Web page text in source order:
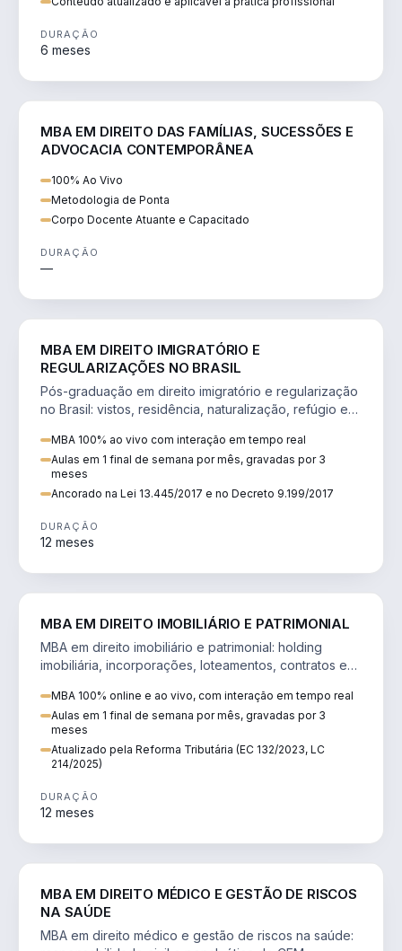
DURAÇÃO
6 meses
MBA EM DIREITO DAS FAMÍLIAS, SUCESSÕES E
ADVOCACIA CONTEMPORÂNEA
100% Ao Vivo
Metodologia de Ponta
Corpo Docente Atuante e Capacitado
DURAÇÃO
—
MBA EM DIREITO IMIGRATÓRIO E
REGULARIZAÇÕES NO BRASIL
Pós-graduação em direito imigratório e regularização
no Brasil: vistos, residência, naturalização, refúgio e
MBA 100% ao vivo com interação em tempo real
Aulas em 1 final de semana por mês, gravadas por 3
meses
Ancorado na Lei 13.445/2017 e no Decreto 9.199/2017
DURAÇÃO
12 meses
MBA EM DIREITO IMOBILIÁRIO E PATRIMONIAL
MBA em direito imobiliário e patrimonial: holding
imobiliária, incorporações, loteamentos, contratos e
MBA 100% online e ao vivo, com interação em tempo real
Aulas em 1 final de semana por mês, gravadas por 3
meses
Atualizado pela Reforma Tributária (EC 132/2023, LC
214/2025)
DURAÇÃO
12 meses
MBA EM DIREITO MÉDICO E GESTÃO DE RISCOS
NA SAÚDE
MBA em direito médico e gestão de riscos na saúde: